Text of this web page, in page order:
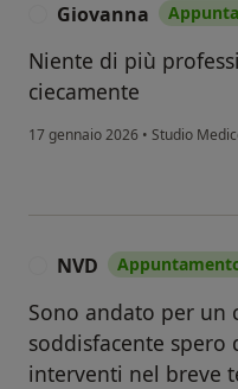
Giovanna
Niente di più
ciecamente
17 gennaio 2026 • Studio
NVD
Sono andato per un
soddisfacente spero
interventi nel breve